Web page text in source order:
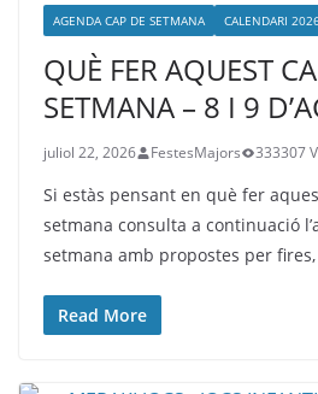
AGENDA CAP DE SETMANA CALENDARI
QUÈ FER AQUEST
SETMANA – 8 I 9
juliol 22, 2026 FestesMajors 333307
Si estàs pensant en què fer
setmana consulta a continuació
setmana amb propostes per
Read More